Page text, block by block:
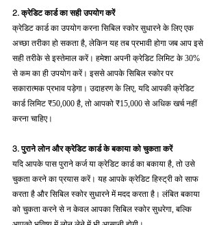
2. क्रेडिट कार्ड का सही उपयोग करें
क्रेडिट कार्ड का उपयोग करना सिबिल स्कोर सुधारने के लिए एक
अच्छा तरीका हो सकता है, लेकिन यह तब प्रभावी होगा जब आप इसे
सही तरीके से इस्तेमाल करें। हमेशा अपनी क्रेडिट लिमिट के 30%
से कम का ही उपयोग करें। इससे आपके सिबिल स्कोर पर
सकारात्मक प्रभाव पड़ेगा। उदाहरण के लिए, यदि आपकी क्रेडिट
कार्ड लिमिट ₹50,000 है, तो आपको ₹15,000 से अधिक खर्च नहीं
करना चाहिए।
3. पुराने लोन और क्रेडिट कार्ड के बकाया को चुकता करें
यदि आपके पास पुराने कर्ज या क्रेडिट कार्ड का बकाया है, तो उसे
चुकता करने का प्रयास करें। यह आपके क्रेडिट हिस्ट्री को साफ
करता है और सिबिल स्कोर सुधारने में मदद करता है। लंबित बकाया
को चुकता करने से न केवल आपका सिबिल स्कोर सुधरेगा, बल्कि